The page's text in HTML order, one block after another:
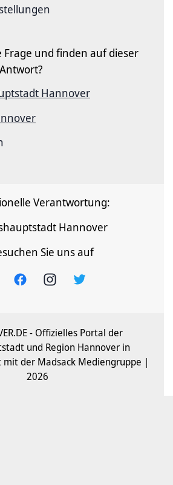
Frage und finden auf dieser
Hannover
Verantwortung:
Hannover
Sie uns auf
- Offizielles Portal der
und Region Hannover in
der Madsack Mediengruppe |
2026